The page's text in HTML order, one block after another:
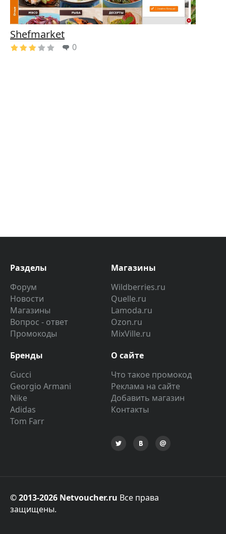
Shefmarket
0
Разделы
Форум
Новости
Магазины
Вопрос - ответ
Промокоды
Магазины
Wildberries.ru
Quelle.ru
Lamoda.ru
Ozon.ru
MixVille.ru
Бренды
Gucci
Georgio Armani
Nike
Adidas
Tom Farr
О сайте
Что такое промокод
Реклама на сайте
Добавить магазин
Контакты
© 2013-2026 Netvoucher.ru Все права
защищены.